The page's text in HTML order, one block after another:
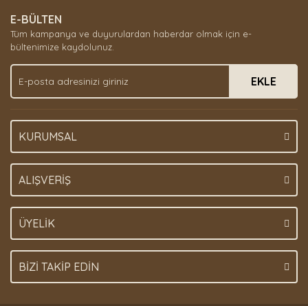
E-BÜLTEN
Tüm kampanya ve duyurulardan haberdar olmak için e-
bültenimize kaydolunuz.
EKLE
KURUMSAL
ALIŞVERİŞ
ÜYELİK
BİZİ TAKİP EDİN